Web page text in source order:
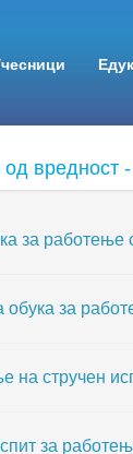
од вредност
за работење
за
стручен
за